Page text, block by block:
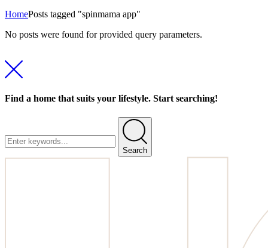
HomePosts tagged "spinmama app"
No posts were found for provided query parameters.
Find a home that suits your lifestyle. Start searching!
Search